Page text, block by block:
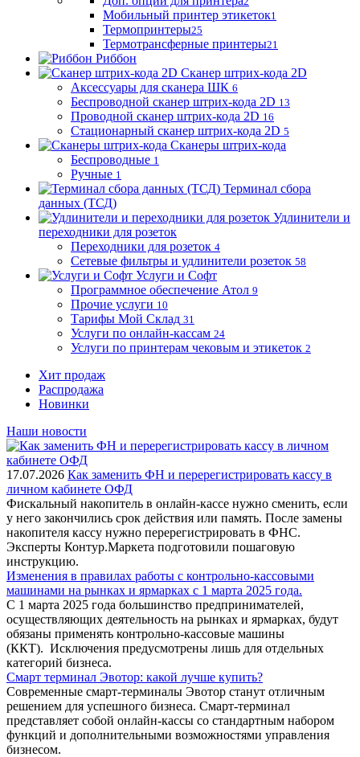
Мобильный принтер этикеток1
Термопринтеры25
Термотрансферные принтеры21
Риббон
Сканер штрих-кода 2D
Аксессуары для сканера ШК 6
Беспроводной сканер штрих-кода 2D 13
Проводной сканер штрих-кода 2D 16
Стационарный сканер штрих-кода 2D 5
Сканеры штрих-кода
Беспроводные 1
Ручные 1
Терминал сбора
данных (ТСД)
Удлинители и
переходники для розеток
Переходники для розеток 4
Сетевые фильтры и удлинители розеток 58
Услуги и Софт
Программное обеспечение Атол 9
Прочие услуги 10
Тарифы Мой Склад 31
Услуги по онлайн-кассам 24
Услуги по принтерам чековым и этикеток 2
Хит продаж
Распродажа
Новинки
Наши новости
17.07.2026 Как заменить ФН и перерегистрировать кассу в
личном кабинете ОФД
Фискальный накопитель в онлайн-кассе нужно сменить, если
у него закончились срок действия или память. После замены
накопителя кассу нужно перерегистрировать в ФНС.
Эксперты Контур.Маркета подготовили пошаговую
инструкцию.
Изменения в правилах работы с контрольно-кассовыми
машинами на рынках и ярмарках с 1 марта 2025 года.
С 1 марта 2025 года большинство предпринимателей,
осуществляющих деятельность на рынках и ярмарках, будут
обязаны применять контрольно-кассовые машины
(ККТ). Исключения предусмотрены лишь для отдельных
категорий бизнеса.
Смарт терминал Эвотор: какой лучше купить?
Современные смарт-терминалы Эвотор станут отличным
решением для успешного бизнеса. Смарт-терминал
представляет собой онлайн-кассы со стандартным набором
функций и дополнительными возможностями управления
бизнесом.